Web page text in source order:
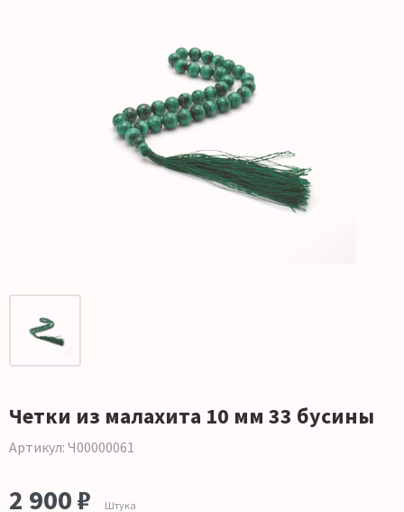
Четки из малахита 10 мм 33 бусины
Артикул: Ч00000061
2 900 ₽ Штука